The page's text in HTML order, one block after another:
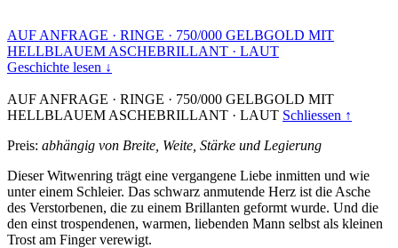
AUF ANFRAGE · RINGE · 750/000 GELBGOLD MIT
HELLBLAUEM ASCHEBRILLANT · LAUT
Geschichte lesen ↓
AUF ANFRAGE · RINGE · 750/000 GELBGOLD MIT
HELLBLAUEM ASCHEBRILLANT · LAUT Schliessen ↑
Preis: abhängig von Breite, Weite, Stärke und Legierung
Dieser Witwenring trägt eine vergangene Liebe inmitten und wie
unter einem Schleier. Das schwarz anmutende Herz ist die Asche
des Verstorbenen, die zu einem Brillanten geformt wurde. Und die
den einst trospendenen, warmen, liebenden Mann selbst als kleinen
Trost am Finger verewigt.